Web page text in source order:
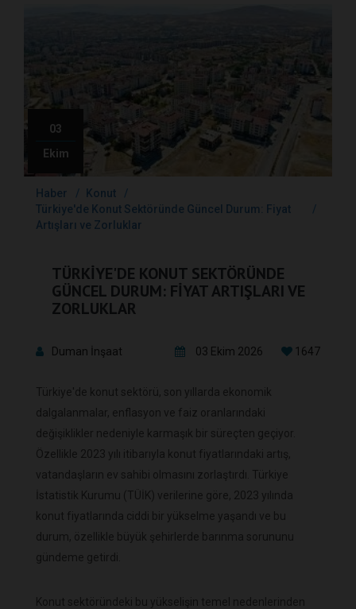
03
Ekim
Haber
Konut
Türkiye'de Konut Sektöründe Güncel Durum: Fiyat
Artışları ve Zorluklar
TÜRKIYE'DE KONUT SEKTÖRÜNDE
GÜNCEL DURUM: FIYAT ARTIŞLARI VE
ZORLUKLAR
Duman İnşaat 03 Ekim 2026 1647
Türkiye'de konut sektörü, son yıllarda ekonomik
dalgalanmalar, enflasyon ve faiz oranlarındaki
değişiklikler nedeniyle karmaşık bir süreçten geçiyor.
Özellikle 2023 yılı itibarıyla konut fiyatlarındaki artış,
vatandaşların ev sahibi olmasını zorlaştırdı. Türkiye
İstatistik Kurumu (TÜİK) verilerine göre, 2023 yılında
konut fiyatlarında ciddi bir yükselme yaşandı ve bu
durum, özellikle büyük şehirlerde barınma sorununu
gündeme getirdi.
Konut sektöründeki bu yükselişin temel nedenlerinden